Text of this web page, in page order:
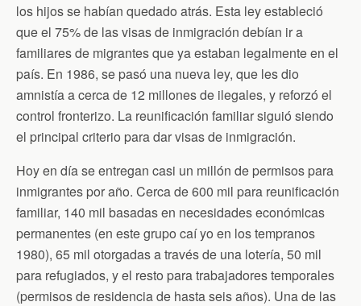
los hijos se habían quedado atrás. Esta ley estableció
que el 75% de las visas de inmigración debían ir a
familiares de migrantes que ya estaban legalmente en el
país. En 1986, se pasó una nueva ley, que les dio
amnistía a cerca de 12 millones de ilegales, y reforzó el
control fronterizo. La reunificación familiar siguió siendo
el principal criterio para dar visas de inmigración.
Hoy en día se entregan casi un millón de permisos para
inmigrantes por año. Cerca de 600 mil para reunificación
familiar, 140 mil basadas en necesidades económicas
permanentes (en este grupo caí yo en los tempranos
1980), 65 mil otorgadas a través de una lotería, 50 mil
para refugiados, y el resto para trabajadores temporales
(permisos de residencia de hasta seis años). Una de las